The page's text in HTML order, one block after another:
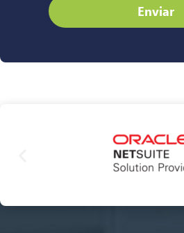
Enviar